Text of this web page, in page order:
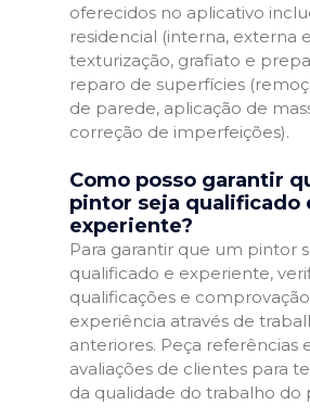
oferecidos no aplicativo
residencial (interna, externa
texturização, grafiato e
reparo de superfícies
de parede, aplicação de
correção de imperfeições).
Como posso garantir
pintor seja qualificado
experiente?
Para garantir que um pintor
qualificado e experiente,
qualificações e
experiência através de
anteriores. Peça referências
avaliações de clientes para
da qualidade do trabalho do